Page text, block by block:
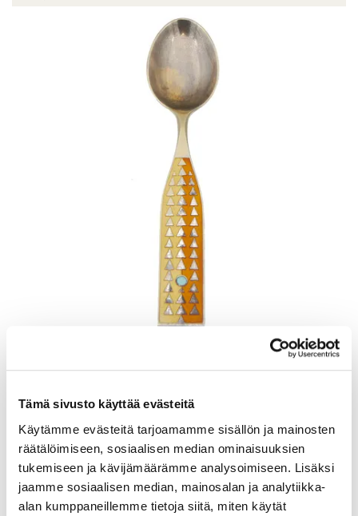
Tämä sivusto käyttää evästeitä
Käytämme evästeitä tarjoamamme sisällön ja mainosten
räätälöimiseen, sosiaalisen median ominaisuuksien
tukemiseen ja kävijämäärämme analysoimiseen. Lisäksi
jaamme sosiaalisen median, mainosalan ja analytiikka-
alan kumppaneillemme tietoja siitä, miten käytät
Lusikka, emaloitu, pituus 165mm, A. Michelsen, Tanska, Julen 1960,
925br, Paino: 48,5 g
Lähtöhinta
70 €
Kaivopihan Pantti
11.8.2026 19:22:00